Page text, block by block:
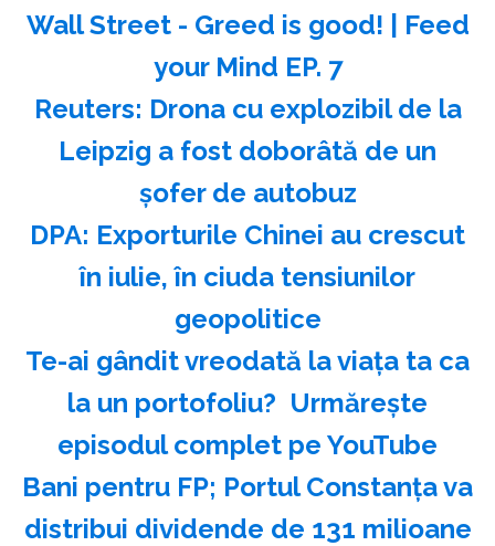
Wall Street - Greed is good! | Feed
your Mind EP. 7
Reuters: Drona cu explozibil de la
Leipzig a fost doborâtă de un
şofer de autobuz
DPA: Exporturile Chinei au crescut
în iulie, în ciuda tensiunilor
geopolitice
Te-ai gândit vreodată la viața ta ca
la un portofoliu? ️ Urmărește
episodul complet pe YouTube
Bani pentru FP; Portul Constanţa va
distribui dividende de 131 milioane